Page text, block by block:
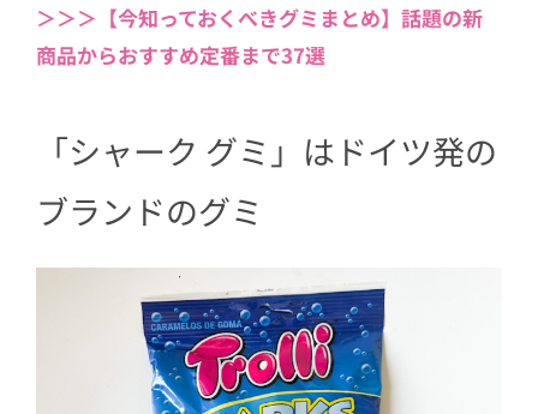
＞＞＞【今知っておくべきグミまとめ】話題の新
商品からおすすめ定番まで37選
「シャーク グミ」はドイツ発の
ブランドのグミ